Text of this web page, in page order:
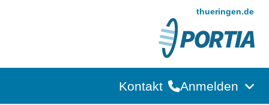
thueringen.de
Kontakt Anmelden